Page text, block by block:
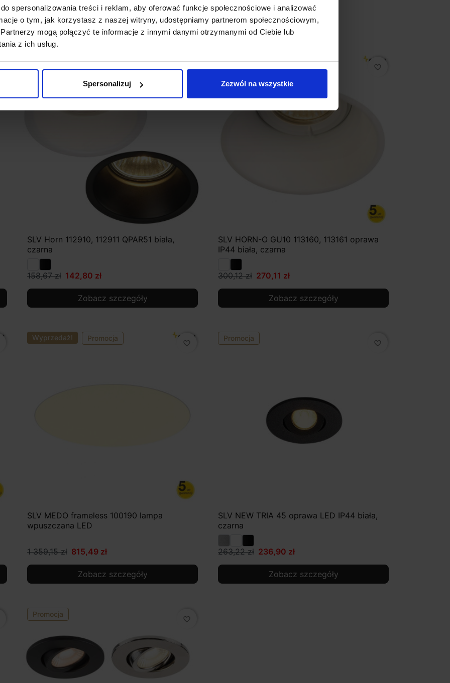
spersonalizowania treści i reklam, aby oferować funkcje społecznościowe i analizować
o tym, jak korzystasz z naszej witryny, udostępniamy partnerom społecznościowym,
mogą połączyć te informacje z innymi danymi otrzymanymi od Ciebie lub
z ich usług.
Spersonalizuj Zezwól na wszystkie
Promocja
favorite_border
SLV Horn 112910, 112911 QPAR51 biała,
czarna
158,67 zł 142,80 zł
Zobacz szczegóły
Promocja
favorite_border
SLV HORN-O GU10 113160, 113161 oprawa
IP44 biała, czarna
300,12 zł 270,11 zł
Zobacz szczegóły
Wyprzedaż! Promocja
favorite_border
SLV MEDO frameless 100190 lampa
wpuszczana LED
1 359,15 zł 815,49 zł
Zobacz szczegóły
Promocja
favorite_border
SLV NEW TRIA 45 oprawa LED IP44 biała,
czarna
263,22 zł 236,90 zł
Zobacz szczegóły
Promocja
favorite_border